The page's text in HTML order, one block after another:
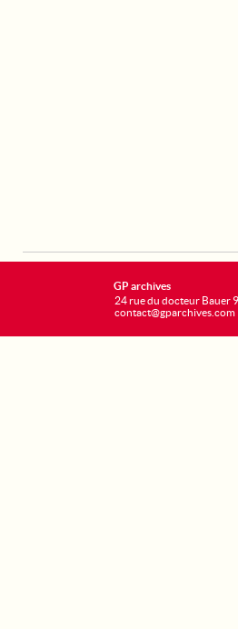
GP archives
24 rue du docteur Bauer
contact@gparchives.com